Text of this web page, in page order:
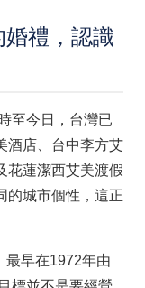
禮，認識
至今日，台灣已
酒店、台中李方艾
花蓮潔西艾美渡假
的城市個性，這正
最早在1972年由